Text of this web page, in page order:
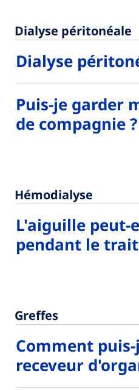
Dialyse péritonéale
Dialyse
Puis-je garder
de compagnie ?
Hémodialyse
L'aiguille peut-
pendant le
Greffes
Comment
receveur